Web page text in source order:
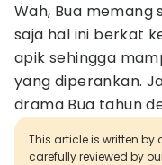
Wah, Bua memang
saja hal ini berkat
apik sehingga
yang diperankan.
drama Bua tahun
This article is written
carefully reviewed by